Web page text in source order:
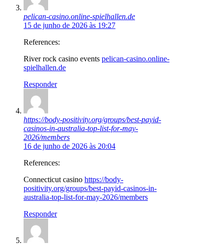
pelican-casino.online-spielhallen.de
15 de junho de 2026 às 19:27
References:
River rock casino events pelican-casino.online-
spielhallen.de
Responder
https://body-positivity.org/groups/best-payid-
casinos-in-australia-top-list-for-may-
2026/members
16 de junho de 2026 às 20:04
References:
Connecticut casino https://body-
positivity.org/groups/best-payid-casinos-in-
australia-top-list-for-may-2026/members
Responder